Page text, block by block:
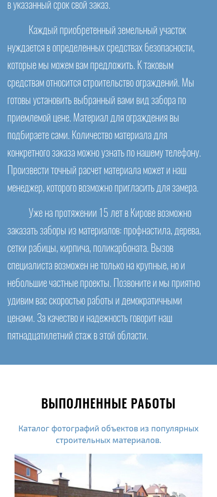
в указанный срок свой заказ.
Каждый приобретенный земельный участок
нуждается в определенных средствах безопасности,
которые мы можем вам предложить. К таковым
средствам относится строительство ограждений. Мы
готовы установить выбранный вами вид забора по
приемлемой цене. Материал для ограждения вы
подбираете сами. Количество материала для
конкретного заказа можно узнать по нашему телефону.
Произвести точный расчет материала может и наш
менеджер, которого возможно пригласить для замера.
Уже на протяжении 15 лет в Кирове возможно
заказать заборы из материалов: профнастила, дерева,
сетки рабицы, кирпича, поликарбоната. Вызов
специалиста возможен не только на крупные, но и
небольшие частные проекты. Позвоните и мы приятно
удивим вас скоростью работы и демократичными
ценами. За качество и надежность говорит наш
пятнадцатилетний стаж в этой области.
ВЫПОЛНЕННЫЕ РАБОТЫ
Каталог фотографий объектов из популярных
строительных материалов.